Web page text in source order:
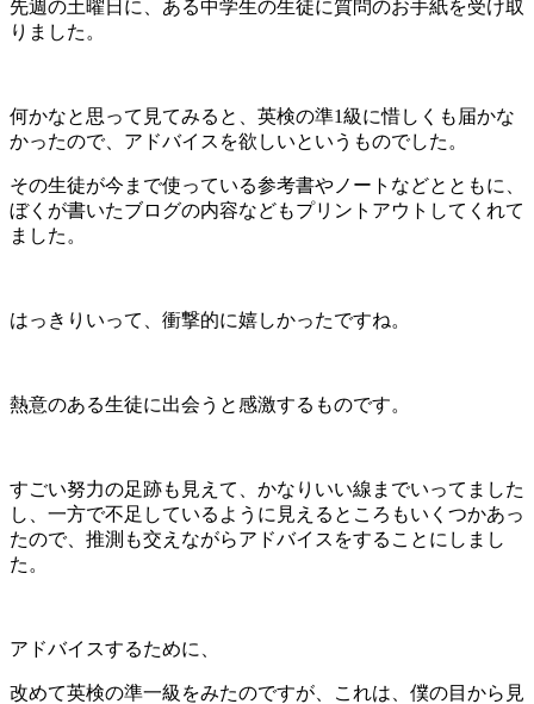
先週の土曜日に、ある中学生の生徒に質問のお手紙を受け取
りました。
何かなと思って見てみると、英検の準1級に惜しくも届かな
かったので、アドバイスを欲しいというものでした。
その生徒が今まで使っている参考書やノートなどとともに、
ぼくが書いたブログの内容などもプリントアウトしてくれて
ました。
はっきりいって、衝撃的に嬉しかったですね。
熱意のある生徒に出会うと感激するものです。
すごい努力の足跡も見えて、かなりいい線までいってました
し、一方で不足しているように見えるところもいくつかあっ
たので、推測も交えながらアドバイスをすることにしまし
た。
アドバイスするために、
改めて英検の準一級をみたのですが、これは、僕の目から見